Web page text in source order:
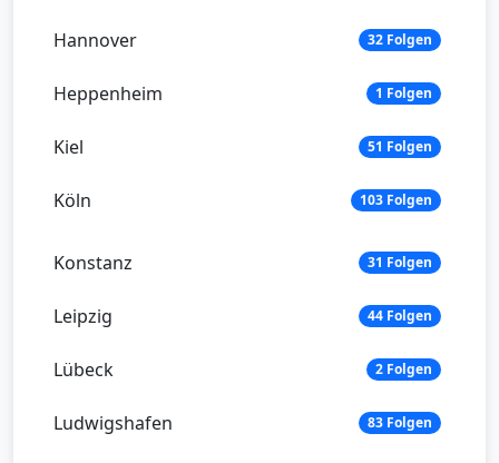
Hannover 32 Folgen
Heppenheim 1 Folgen
Kiel 51 Folgen
Köln 103 Folgen
Konstanz 31 Folgen
Leipzig 44 Folgen
Lübeck 2 Folgen
Ludwigshafen 83 Folgen